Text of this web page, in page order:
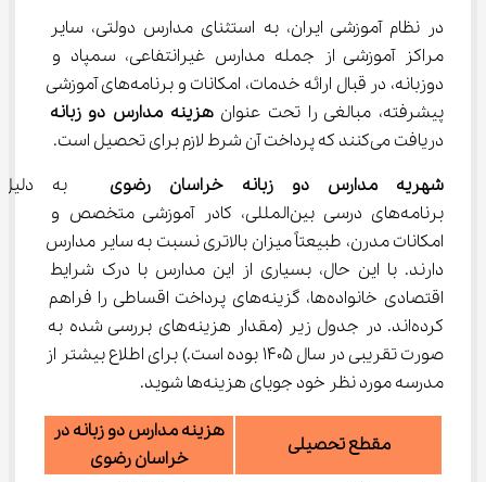
در نظام آموزشی ایران، به استثنای مدارس دولتی، سایر
مراکز آموزشی از جمله مدارس غیرانتفاعی، سمپاد و
دوزبانه، در قبال ارائه خدمات، امکانات و برنامه‌های آموزشی
پیشرفته، مبالغی را تحت عنوان هزینه مدارس دو زبانه
دریافت می‌کنند که پرداخت آن شرط لازم برای تحصیل است.
شهریه مدارس دو زبانه خراسان رضوی
به دلیل
برنامه‌های درسی بین‌المللی، کادر آموزشی متخصص و
امکانات مدرن، طبیعتاً میزان بالاتری نسبت به سایر مدارس
دارند. با این حال، بسیاری از این مدارس با درک شرایط
اقتصادی خانواده‌ها، گزینه‌های پرداخت اقساطی را فراهم
کرده‌اند. در جدول زیر (مقدار هزینه‌های بررسی شده به
صورت تقریبی در سال 1405 بوده است.) برای اطلاع بیشتر از
مدرسه مورد نظر خود جویای هزینه‌ها شوید.
مقطع تحصیلی
هزینه مدارس دو زبانه در
خراسان رضوی